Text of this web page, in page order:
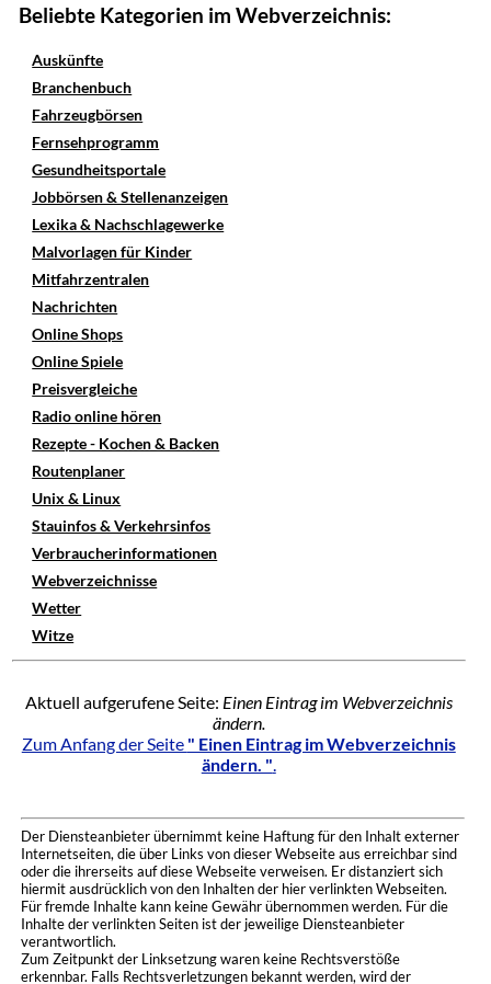
Beliebte Kategorien im Webverzeichnis:
Auskünfte
Branchenbuch
Fahrzeugbörsen
Fernsehprogramm
Gesundheitsportale
Jobbörsen & Stellenanzeigen
Lexika & Nachschlagewerke
Malvorlagen für Kinder
Mitfahrzentralen
Nachrichten
Online Shops
Online Spiele
Preisvergleiche
Radio online hören
Rezepte - Kochen & Backen
Routenplaner
Unix & Linux
Stauinfos & Verkehrsinfos
Verbraucherinformationen
Webverzeichnisse
Wetter
Witze
Aktuell aufgerufene Seite: Einen Eintrag im Webverzeichnis
ändern.
Zum Anfang der Seite " Einen Eintrag im Webverzeichnis
ändern. ".
Der Diensteanbieter übernimmt keine Haftung für den Inhalt externer
Internetseiten, die über Links von dieser Webseite aus erreichbar sind
oder die ihrerseits auf diese Webseite verweisen. Er distanziert sich
hiermit ausdrücklich von den Inhalten der hier verlinkten Webseiten.
Für fremde Inhalte kann keine Gewähr übernommen werden. Für die
Inhalte der verlinkten Seiten ist der jeweilige Diensteanbieter
verantwortlich.
Zum Zeitpunkt der Linksetzung waren keine Rechtsverstöße
erkennbar. Falls Rechtsverletzungen bekannt werden, wird der